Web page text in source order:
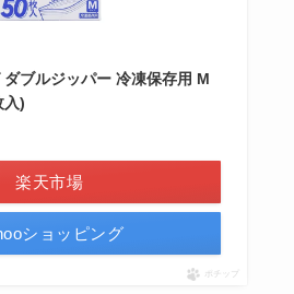
ブルジッパー 冷凍保存用 M
入)
楽天市場
ショッピング
ポチップ